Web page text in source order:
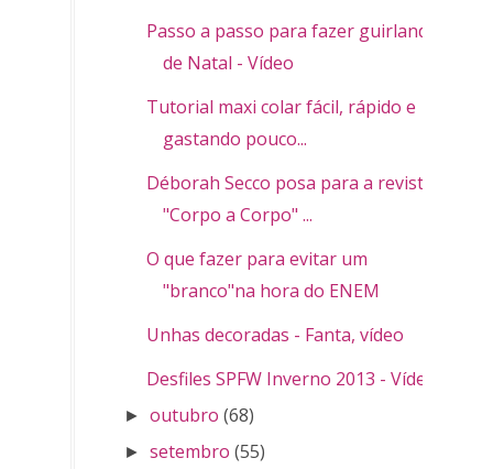
Passo a passo para fazer guirlanda
de Natal - Vídeo
Tutorial maxi colar fácil, rápido e
gastando pouco...
Déborah Secco posa para a revista
"Corpo a Corpo" ...
O que fazer para evitar um
"branco"na hora do ENEM
Unhas decoradas - Fanta, vídeo
Desfiles SPFW Inverno 2013 - Vídeos
►outubro (68)
►setembro (55)